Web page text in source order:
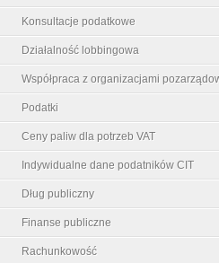
Konsultacje podatkowe
Działalność lobbingowa
Współpraca z organizacjami
Podatki
Ceny paliw dla potrzeb VAT
Indywidualne dane podatników CIT
Dług publiczny
Finanse publiczne
Rachunkowość